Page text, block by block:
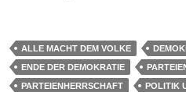
ALLE MACHT DEM VOLKE
ENDE DER DEMOKRATIE
PARTEIENHERRSCHAFT
POLITIK